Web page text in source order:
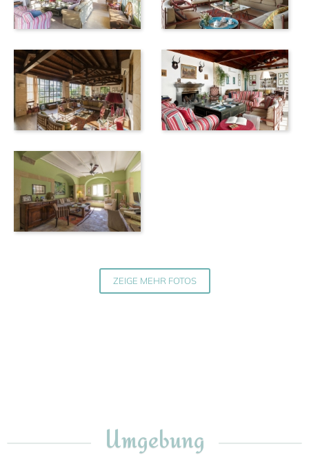
bietet Platz für bis zu 60 Gäste und ist somit ideal für
unvergessliche Feierlichkeiten.
ZEIGE MEHR FOTOS
Umgebung